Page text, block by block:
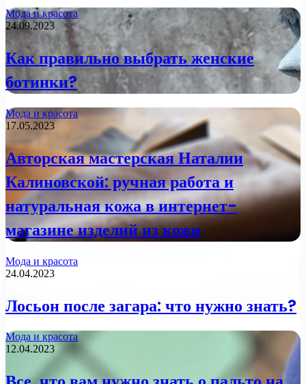
Мода и красота
24.09.2023
Как правильно выбрать женские
ботинки?
Мода и красота
17.05.2023
Авторская мастерская Наталии
Калиновской: ручная работа и
натуральная кожа в интернет-
магазине изделий из кожи
Мода и красота
24.04.2023
Лосьон после загара: что нужно знать?
Мода и красота
12.04.2023